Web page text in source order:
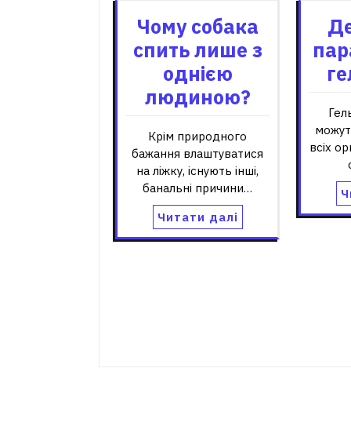
Чому собака
спить лише з
однією
людиною?
Крім природного
бажання влаштуватися
на ліжку, існують інші,
банальні причини…
Читати далі
всіх